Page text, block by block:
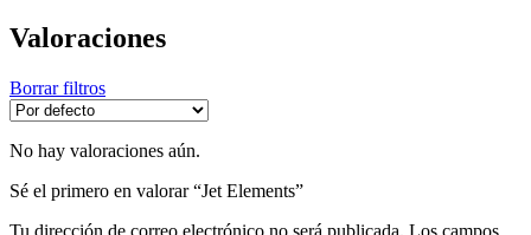
Valoraciones
Borrar filtros
No hay valoraciones aún.
Sé el primero en valorar “Jet Elements”
Tu dirección de correo electrónico no será publicada. Los campos